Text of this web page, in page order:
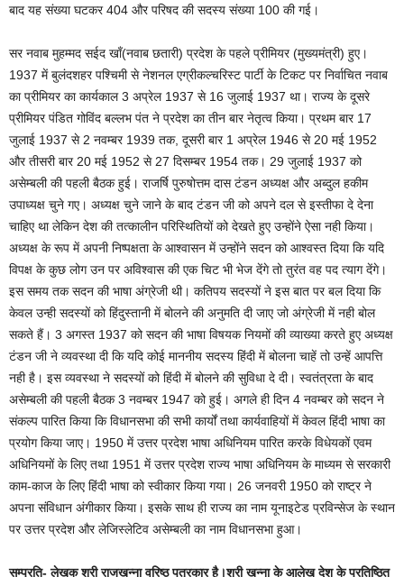
बाद यह संख्या घटकर 404 और परिषद की सदस्य संख्या 100 की गई।
सर नवाब मुहम्मद सईद खाँ(नवाब छतारी) प्रदेश के पहले प्रीमियर (मुख्यमंत्री) हुए।
1937 में बुलंदशहर पश्चिमी से नेशनल एग्रीकल्चरिस्ट पार्टी के टिकट पर निर्वाचित नवाब
का प्रीमियर का कार्यकाल 3 अप्रेल 1937 से 16 जुलाई 1937 था। राज्य के दूसरे
प्रीमियर पंडित गोविंद बल्लभ पंत ने प्रदेश का तीन बार नेतृत्व किया। प्रथम बार 17
जुलाई 1937 से 2 नवम्बर 1939 तक, दूसरी बार 1 अप्रेल 1946 से 20 मई 1952
और तीसरी बार 20 मई 1952 से 27 दिसम्बर 1954 तक। 29 जुलाई 1937 को
असेम्बली की पहली बैठक हुई। राजर्षि पुरुषोत्तम दास टंडन अध्यक्ष और अब्दुल हकीम
उपाध्यक्ष चुने गए। अध्यक्ष चुने जाने के बाद टंडन जी को अपने दल से इस्तीफा दे देना
चाहिए था लेकिन देश की तत्कालीन परिस्थितियों को देखते हुए उन्होंने ऐसा नही किया।
अध्यक्ष के रूप में अपनी निष्पक्षता के आश्वासन में उन्होंने सदन को आश्वस्त दिया कि यदि
विपक्ष के कुछ लोग उन पर अविश्वास की एक चिट भी भेज देंगे तो तुरंत वह पद त्याग देंगे।
इस समय तक सदन की भाषा अंग्रेजी थी। कतिपय सदस्यों ने इस बात पर बल दिया कि
केवल उन्ही सदस्यों को हिंदुस्तानी में बोलने की अनुमति दी जाए जो अंग्रेजी में नही बोल
सकते हैं। 3 अगस्त 1937 को सदन की भाषा विषयक नियमों की व्याख्या करते हुए अध्यक्ष
टंडन जी ने व्यवस्था दी कि यदि कोई माननीय सदस्य हिंदी में बोलना चाहें तो उन्हें आपत्ति
नही है। इस व्यवस्था ने सदस्यों को हिंदी में बोलने की सुविधा दे दी। स्वतंत्रता के बाद
असेम्बली की पहली बैठक 3 नवम्बर 1947 को हुई। अगले ही दिन 4 नवम्बर को सदन ने
संकल्प पारित किया कि विधानसभा की सभी कार्यों तथा कार्यवाहियों में केवल हिंदी भाषा का
प्रयोग किया जाए। 1950 में उत्तर प्रदेश भाषा अधिनियम पारित करके विधेयकों एवम
अधिनियमों के लिए तथा 1951 में उत्तर प्रदेश राज्य भाषा अधिनियम के माध्यम से सरकारी
काम-काज के लिए हिंदी भाषा को स्वीकार किया गया। 26 जनवरी 1950 को राष्ट्र ने
अपना संविधान अंगीकार किया। इसके साथ ही राज्य का नाम यूनाइटेड प्रविन्सेज के स्थान
पर उत्तर प्रदेश और लेजिस्लेटिव असेम्बली का नाम विधानसभा हुआ।
सम्प्रति- लेखक श्री राजखन्ना वरिष्ठ पत्रकार है।श्री खन्ना केआलेख देश के प्रतिष्ठित